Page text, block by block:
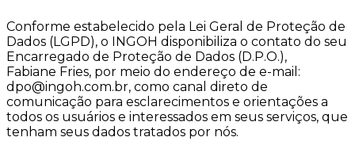
Conforme estabelecido pela Lei Geral de Proteção de
Dados (LGPD), o INGOH disponibiliza o contato do seu
Encarregado de Proteção de Dados (D.P.O.),
Fabiane Fries, por meio do endereço de e-mail:
dpo@ingoh.com.br, como canal direto de
comunicação para esclarecimentos e orientações a
todos os usuários e interessados em seus serviços, que
tenham seus dados tratados por nós.